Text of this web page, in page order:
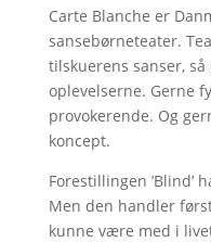
Carte Blanche er
sansebørneteater.
tilskuerens sanser,
oplevelserne. Gerne
provokerende. Og
koncept.
Forestillingen ’Blind’
Men den handler
kunne være med i